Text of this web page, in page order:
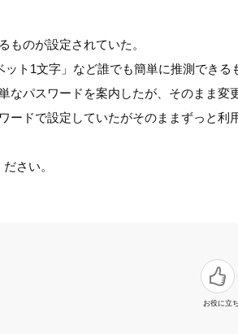
ものが設定されていた。
ト1文字」など誰でも簡単に推測できる
なパスワードを案内したが、そのまま変
ードで設定していたがそのままずっと利
さい。
お役に立